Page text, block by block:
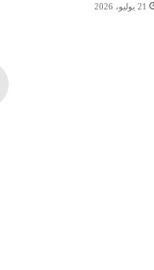
21 يوليو، 2026